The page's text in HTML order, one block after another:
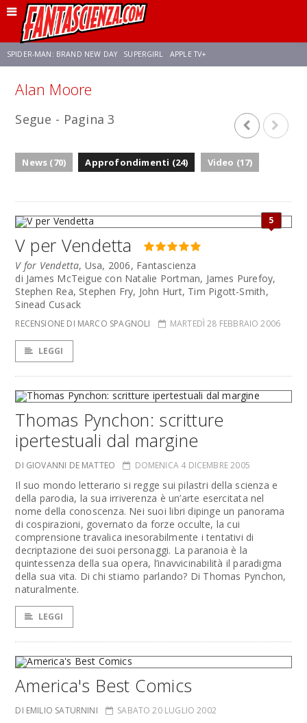
SPIDER-MAN: BRAND NEW DAY SUPERGIRL APPLE TV+
Alan Moore
Segue - Pagina 3
News (70) Approfondimenti (24) Video (17)
5
V per Vendetta
V for Vendetta, Usa, 2006, Fantascienza
di James McTeigue con Natalie Portman, James Purefoy,
Stephen Rea, Stephen Fry, John Hurt, Tim Pigott-Smith,
Sinead Cusack
RECENSIONE DI MARCO SPAGNOLI MARTEDÌ 28 FEBBRAIO 2006
LEGGI
Thomas Pynchon: scritture
ipertestuali dal margine
DI GIOVANNI DE MATTEO DOMENICA 4 DICEMBRE 2005
Il suo mondo letterario si regge sui pilastri della scienza e
della parodia, la sua irriverenza è un’arte esercitata nel
nome della conoscenza. Nei suoi libri dipinge un panorama
di cospirazioni, governato da forze occulte, la cui
comprensione travalica inesorabilmente i tentativi di
decriptazione dei suoi personaggi. La paranoia è la
quintessenza della sua opera, l’inavvicinabilità il paradigma
della sua vita. Di chi stiamo parlando? Di Thomas Pynchon,
naturalmente.
LEGGI
America's Best Comics
DI EMILIO SATURNINI SABATO 20 LUGLIO 2002